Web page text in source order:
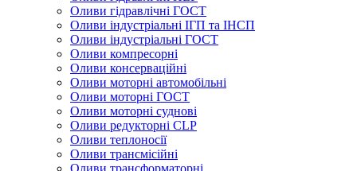
Оливи гідравлічні ГОСТ
Оливи індустріальні ІГП та ІНСП
Оливи індустріальні ГОСТ
Оливи компресорні
Оливи консерваційні
Оливи моторні автомобільні
Оливи моторні ГОСТ
Оливи моторні суднові
Оливи редукторні CLP
Оливи теплоносії
Оливи трансмісійні
Оливи трансформаторні